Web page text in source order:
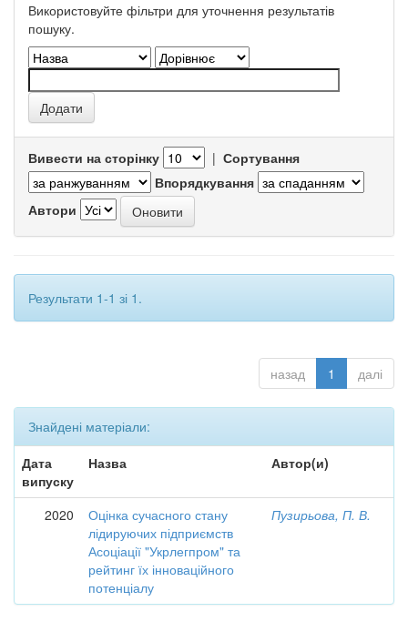
Використовуйте фільтри для уточнення результатів
пошуку.
Вивести на сторінку | Сортування
Впорядкування
Автори
Результати 1-1 зі 1.
назад 1 далі
Знайдені матеріали:
Дата
випуску
Назва Автор(и)
2020
Оцінка сучасного стану
лідируючих підприємств
Асоціації "Укрлегпром" та
рейтинг їх інноваційного
потенціалу
Пузирьова, П. В.